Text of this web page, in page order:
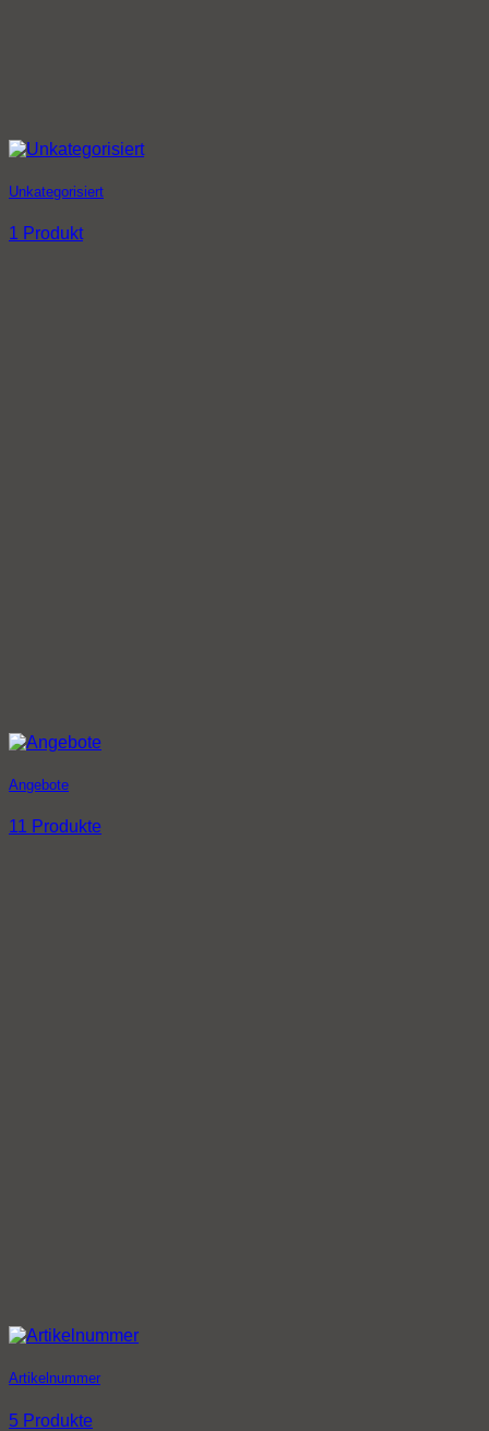
Unkategorisiert
1 Produkt
Angebote
11 Produkte
Artikelnummer
5 Produkte